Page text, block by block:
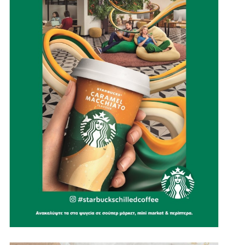
κληρονομιάς.
Η Ναυπακτία μπορεί και πρέπει να γίνει πρότυπο Δήμου
στην πρόληψη και την αντιμετώπιση φυσικών
καταστροφών.
Με σχέδιο.
Με τεχνολογία.
Με εθελοντισμό.
Με συνεργασία.
Γιατί η καλύτερη πυρκαγιά είναι εκείνη που δεν θα
εκδηλωθεί ποτέ.
Την ίδια στιγμή, αποτίουμε φόρο τιμής στους
πυροσβέστες που έχασαν τη ζωή τους υπηρετώντας το
καθήκον. Η αυτοθυσία τους μας υπενθυμίζει ότι η
Πολιτική Προστασία δεν είναι μια θεωρητική έννοια, αλλά
ένας καθημερινός αγώνας που πολλές φορές πληρώνεται
με ανθρώπινες ζωές.